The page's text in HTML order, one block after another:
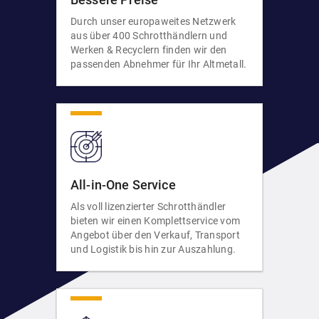
Durch unser europaweites Netzwerk
aus über 400 Schrotthändlern und
Werken & Recyclern finden wir den
passenden Abnehmer für Ihr Altmetall.
All-in-One Service
Als voll lizenzierter Schrotthändler
bieten wir einen Komplettservice vom
Angebot über den Verkauf, Transport
und Logistik bis hin zur Auszahlung.